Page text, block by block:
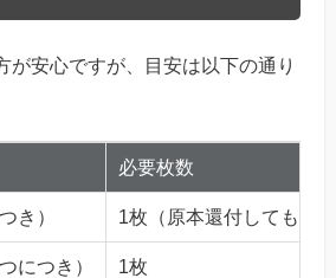
が安心ですが、目安は以下の通り
必要枚数
き） 1枚（原本還付してもら
につき） 1枚